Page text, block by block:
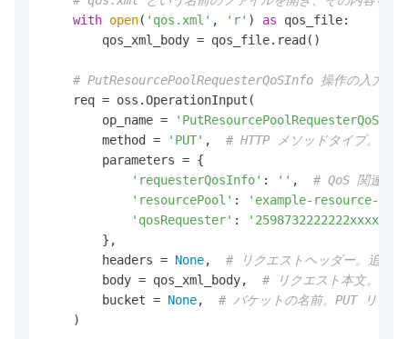
with open( 'qos.xml' , 'r' ) as qos_file:
        qos_xml_body = qos_file.read()
# PutResourcePoolRequesterQoSInfo 操作の入力パラ
    req = oss.OperationInput(
        op_name =
        method =
'PUT' , # HTTP メソッドタイプ。こ
        parameters = {
'requesterQosInfo' : '' , # QoS 関連の
'resourcePool' :
'example-resource-
'qosRequester' : '2598732222222xxxx'
        },
        headers =
None, # リクエストヘッダー。追加
        body = qos_xml_body,
# リクエスト本文。
        bucket =
None, # バケットの名前。PUT リクエ
    )